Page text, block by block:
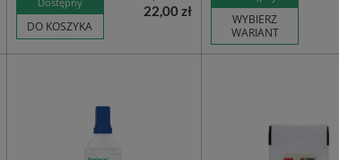
DO KOSZYKA
22,00 zł
WYBIERZ
WARIANT